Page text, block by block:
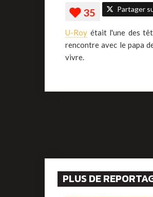
Partager
U-Roy était l'une des
rencontre avec le papa
vivre.
PLUS DE